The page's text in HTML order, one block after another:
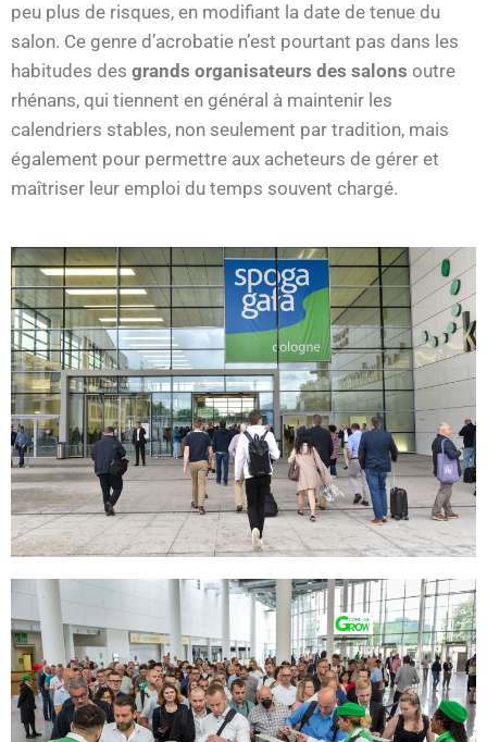
peu plus de risques, en modifiant la date de tenue du
salon. Ce genre d’acrobatie n’est pourtant pas dans les
habitudes des grands organisateurs des salons outre
rhénans, qui tiennent en général à maintenir les
calendriers stables, non seulement par tradition, mais
également pour permettre aux acheteurs de gérer et
maîtriser leur emploi du temps souvent chargé.